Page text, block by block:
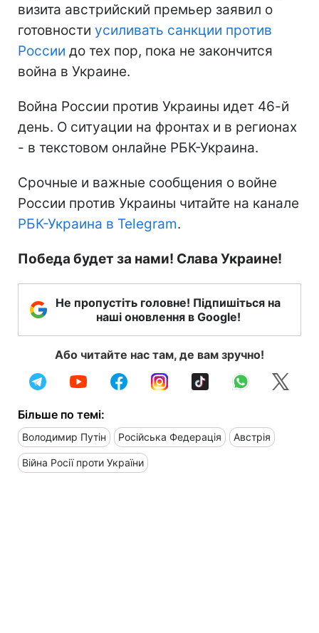
визита австрийский премьер заявил о
готовности усиливать санкции против
России до тех пор, пока не закончится
война в Украине.
Война России против Украины идет 46-й
день. О ситуации на фронтах и в регионах
- в текстовом онлайне РБК-Украина.
Срочные и важные сообщения о войне
России против Украины читайте на канале
РБК-Украина в Telegram.
Победа будет за нами! Слава Украине!
Не пропустіть головне! Підпишіться на
наші оновлення в Google!
Або читайте нас там, де вам зручно!
Більше по темі:
Володимир Путін Російська Федерація Австрія
Війна Росії проти України